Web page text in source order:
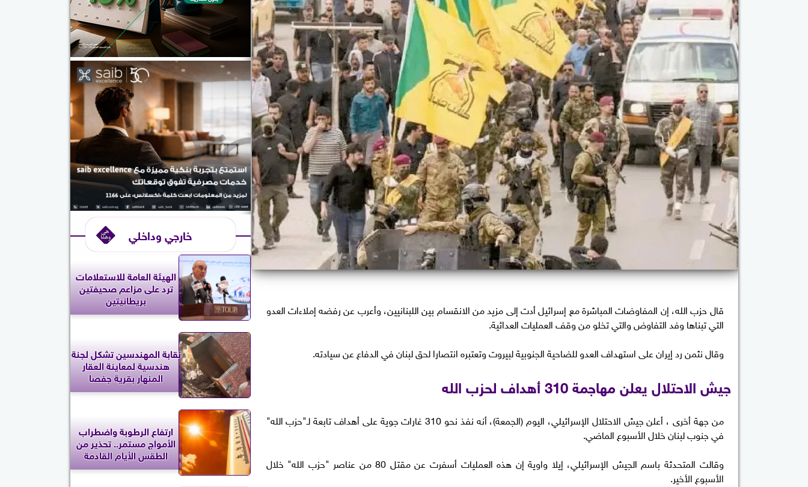
قال حزب الله، إن المفاوضات المباشرة مع إسرائيل أدت إلى مزيد من الانقسام بين اللبنانيين، وأعرب عن رفضه إملاءات العدو
التي تبناها وفد التفاوض والتي تخلو من وقف العمليات العدائية.
وقال نثمن رد إيران على استهداف العدو للضاحية الجنوبية لبيروت وتعتبره انتصارا لحق لبنان في الدفاع عن سيادته.
جيش الاحتلال يعلن مهاجمة 310 أهداف لحزب الله
من جهة أخرى ، أعلن جيش الاحتلال الإسرائيلي، اليوم (الجمعة)، أنه نفذ نحو 310 غارات جوية على أهداف تابعة لـ"حزب الله"
في جنوب لبنان خلال الأسبوع الماضي.
وقالت المتحدثة باسم الجيش الإسرائيلي، إيلا واوية إن هذه العمليات أسفرت عن مقتل 80 من عناصر "حزب الله" خلال
الأسبوع الأخير.
خارجي وداخلي
الهيئة العامة للاستعلامات
ترد على مزاعم صحيفتين
بريطانيتين
نقابة المهندسين تشكل لجنة
هندسية لمعاينة العقار
المنهار بقرية جفصا
ارتفاع الرطوبة واضطراب
الأمواج مستمر.. تحذير من
الطقس الأيام القادمة